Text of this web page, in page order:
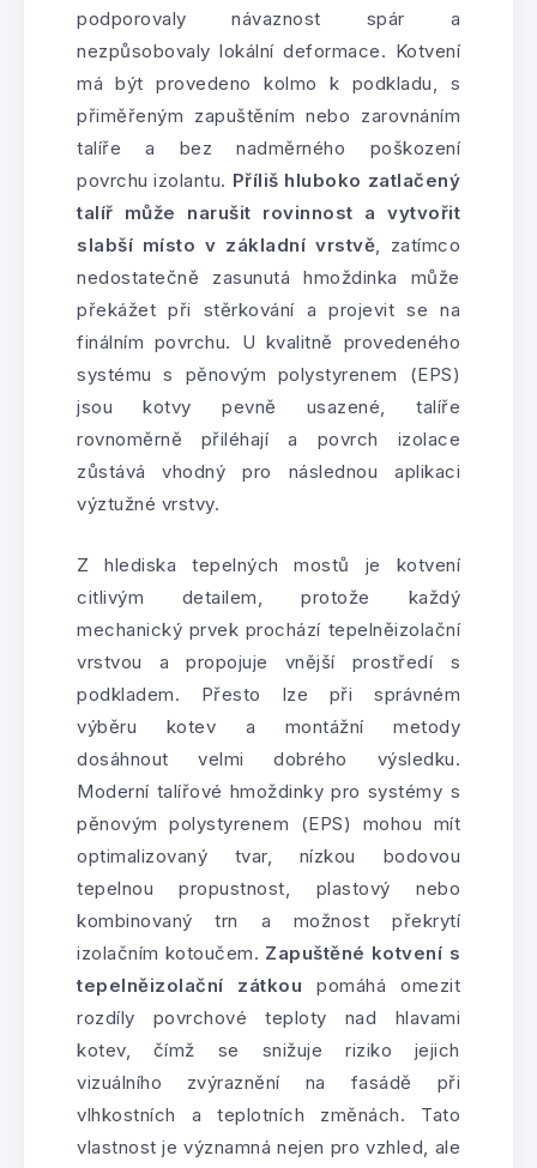
podporovaly návaznost spár a
nezpůsobovaly lokální deformace. Kotvení
má být provedeno kolmo k podkladu, s
přiměřeným zapuštěním nebo zarovnáním
talíře a bez nadměrného poškození
povrchu izolantu. Příliš hluboko zatlačený
talíř může narušit rovinnost a vytvořit
slabší místo v základní vrstvě, zatímco
nedostatečně zasunutá hmoždinka může
překážet při stěrkování a projevit se na
finálním povrchu. U kvalitně provedeného
systému s pěnovým polystyrenem (EPS)
jsou kotvy pevně usazené, talíře
rovnoměrně přiléhají a povrch izolace
zůstává vhodný pro následnou aplikaci
výztužné vrstvy.
Z hlediska tepelných mostů je kotvení
citlivým detailem, protože každý
mechanický prvek prochází tepelněizolační
vrstvou a propojuje vnější prostředí s
podkladem. Přesto lze při správném
výběru kotev a montážní metody
dosáhnout velmi dobrého výsledku.
Moderní talířové hmoždinky pro systémy s
pěnovým polystyrenem (EPS) mohou mít
optimalizovaný tvar, nízkou bodovou
tepelnou propustnost, plastový nebo
kombinovaný trn a možnost překrytí
izolačním kotoučem. Zapuštěné kotvení s
tepelněizolační zátkou pomáhá omezit
rozdíly povrchové teploty nad hlavami
kotev, čímž se snižuje riziko jejich
vizuálního zvýraznění na fasádě při
vlhkostních a teplotních změnách. Tato
vlastnost je významná nejen pro vzhled, ale